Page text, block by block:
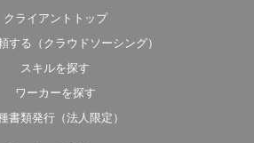
クライアントトップ
する（クラウドソーシング）
スキルを探す
ワーカーを探す
書類発行（法人限定）